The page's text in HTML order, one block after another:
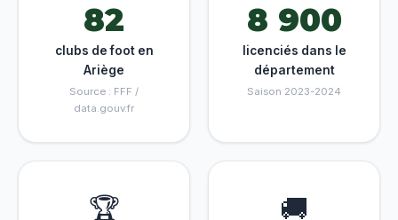
82
clubs de foot en
Ariège
Source : FFF /
data.gouv.fr
8 900
licenciés dans le
département
Saison 2023-2024
🏆 🚚